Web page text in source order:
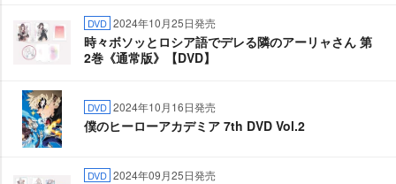
DVD 2024年10月25日発売
時々ボソッとロシア語でデレる隣のアーリャさん 第
2巻《通常版》【DVD】
DVD 2024年10月16日発売
僕のヒーローアカデミア 7th DVD Vol.2
DVD 2024年09月25日発売